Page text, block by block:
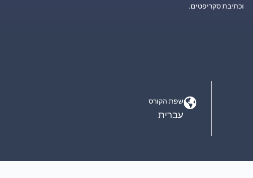
וכתיבת סקריפטים.
שפת הקורס
עברית